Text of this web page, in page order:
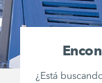
¿Está